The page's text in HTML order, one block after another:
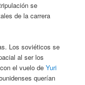
se
de la carrera
Los soviéticos se
al ser los
el vuelo deYuri
querían